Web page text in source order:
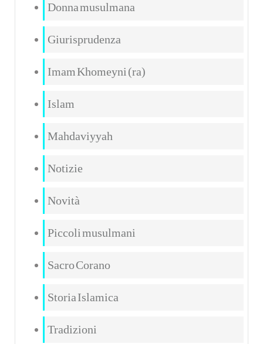
Donna musulmana
Giurisprudenza
Imam Khomeyni (ra)
Islam
Mahdaviyyah
Notizie
Novità
Piccoli musulmani
Sacro Corano
Storia Islamica
Tradizioni